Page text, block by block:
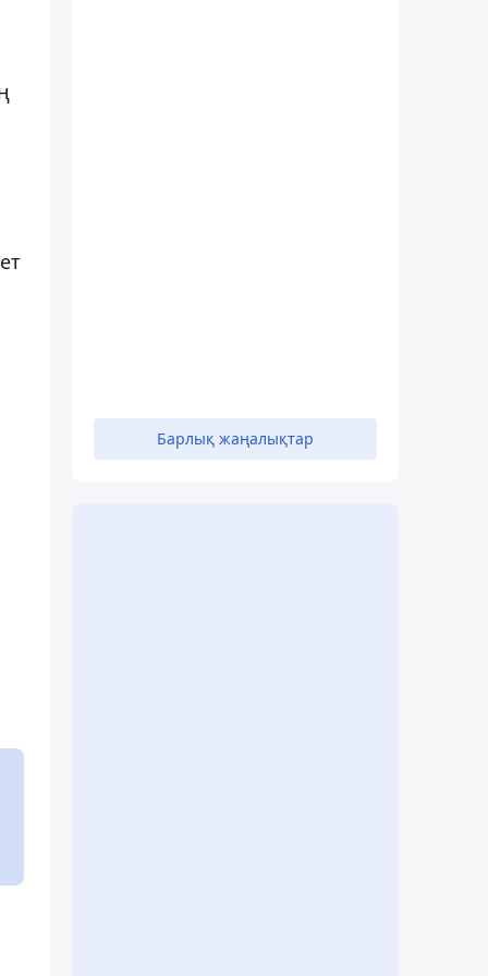
Барлық жаңалықтар